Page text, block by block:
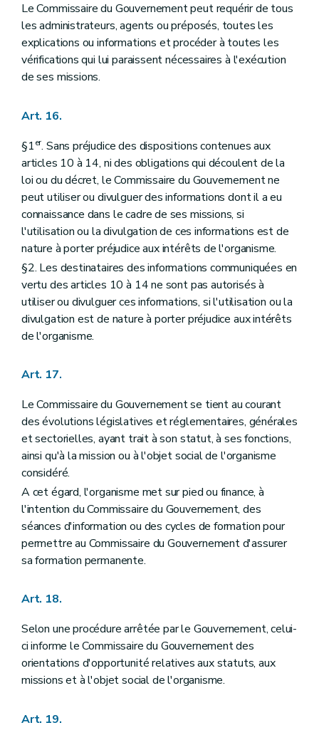
Le Commissaire du Gouvernement peut requérir de tous
les administrateurs, agents ou préposés, toutes les
explications ou informations et procéder à toutes les
vérifications qui lui paraissent nécessaires à l'exécution
de ses missions.
Art. 16.
§1er. Sans préjudice des dispositions contenues aux
articles 10 à 14, ni des obligations qui découlent de la
loi ou du décret, le Commissaire du Gouvernement ne
peut utiliser ou divulguer des informations dont il a eu
connaissance dans le cadre de ses missions, si
l'utilisation ou la divulgation de ces informations est de
nature à porter préjudice aux intérêts de l'organisme.
§2. Les destinataires des informations communiquées en
vertu des articles 10 à 14 ne sont pas autorisés à
utiliser ou divulguer ces informations, si l'utilisation ou la
divulgation est de nature à porter préjudice aux intérêts
de l'organisme.
Art. 17.
Le Commissaire du Gouvernement se tient au courant
des évolutions législatives et réglementaires, générales
et sectorielles, ayant trait à son statut, à ses fonctions,
ainsi qu'à la mission ou à l'objet social de l'organisme
considéré.
A cet égard, l'organisme met sur pied ou finance, à
l'intention du Commissaire du Gouvernement, des
séances d'information ou des cycles de formation pour
permettre au Commissaire du Gouvernement d'assurer
sa formation permanente.
Art. 18.
Selon une procédure arrêtée par le Gouvernement, celui-
ci informe le Commissaire du Gouvernement des
orientations d'opportunité relatives aux statuts, aux
missions et à l'objet social de l'organisme.
Art. 19.